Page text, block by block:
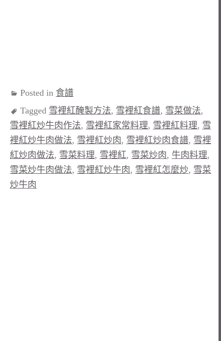
Posted in 食譜
Tagged 雪裡紅醃製方法, 雪裡紅食譜, 雪菜做法,
雪裡紅炒牛肉作法, 雪裡紅家常料理, 雪裡紅料理, 雪
裡紅炒牛肉做法, 雪裡紅炒肉 , 雪裡紅炒肉食譜, 雪裡
紅炒肉做法, 雪菜料理, 雪裡紅, 雪菜炒肉 , 牛肉料理,
雪菜炒牛肉做法, 雪裡紅炒牛肉 , 雪裡紅怎麼炒, 雪菜
炒牛肉